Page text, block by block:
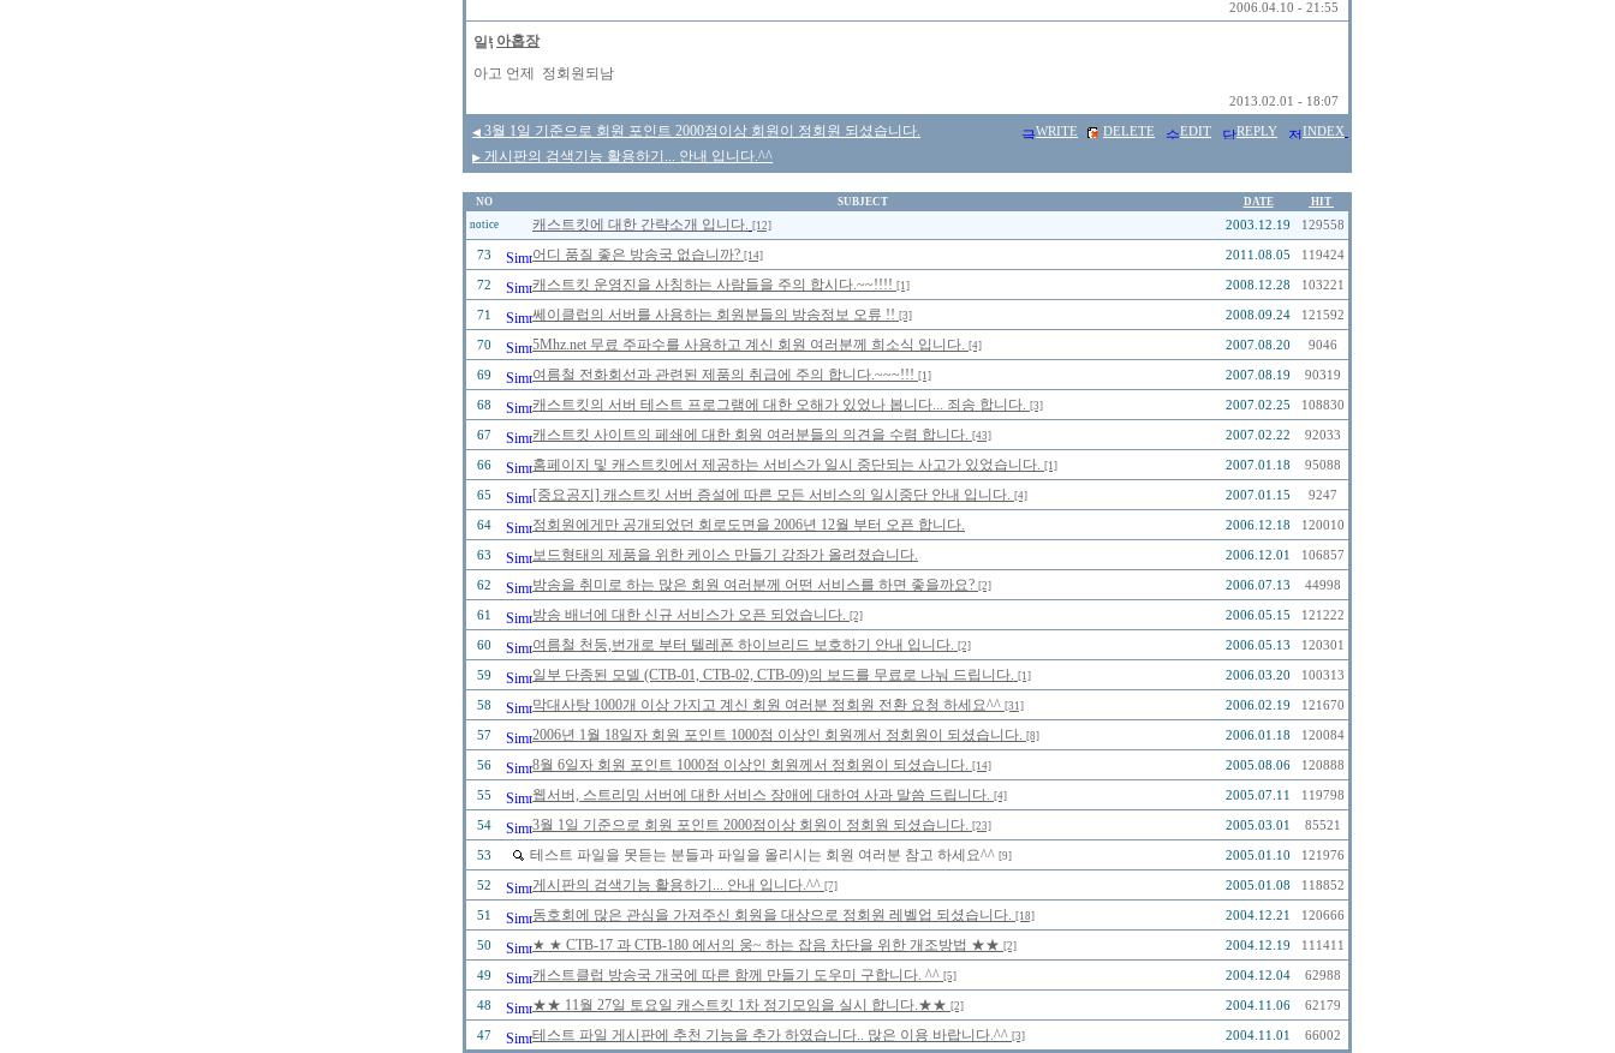
2006.04.10 - 21:55
아홉장
아고 언제 정회원되남
2013.02.01 - 18:07
◀ 3월 1일 기준으로 회원 포인트 2000점이상 회원이 정회원 되셨습니다.
▶ 게시판의 검색기능 활용하기... 안내 입니다.^^
WRITE DELETE EDIT REPLY INDEX
NO SUBJECT DATE
HIT
notice
캐스트킷에 대한 간략소개 입니다. [12] 2003.12.19 129558
73 어디 품질 좋은 방송국 없습니까? [14] 2011.08.05 119424
72 캐스트킷 운영진을 사칭하는 사람들을 주의 합시다.~~!!!! [1] 2008.12.28 103221
71 쎄이클럽의 서버를 사용하는 회원분들의 방송정보 오류 !! [3] 2008.09.24 121592
70 5Mhz.net 무료 주파수를 사용하고 계신 회원 여러분께 희소식 입니다. [4] 2007.08.20 9046
69 여름철 전화회선과 관련된 제품의 취급에 주의 합니다.~~~!!! [1] 2007.08.19 90319
68 캐스트킷의 서버 테스트 프로그램에 대한 오해가 있었나 봅니다... 죄송 합니다. [3] 2007.02.25 108830
67 캐스트킷 사이트의 페쇄에 대한 회원 여러분들의 의견을 수렴 합니다. [43] 2007.02.22 92033
66 홈페이지 및 캐스트킷에서 제공하는 서비스가 일시 중단되는 사고가 있었습니다. [1] 2007.01.18 95088
65 [중요공지] 캐스트킷 서버 증설에 따른 모든 서비스의 일시중단 안내 입니다. [4] 2007.01.15 9247
64 정회원에게만 공개되었던 회로도면을 2006년 12월 부터 오픈 합니다. 2006.12.18 120010
63 보드형태의 제품을 위한 케이스 만들기 강좌가 올려졌습니다. 2006.12.01 106857
62 방송을 취미로 하는 많은 회원 여러분께 어떤 서비스를 하면 좋을까요? [2] 2006.07.13 44998
61 방송 배너에 대한 신규 서비스가 오픈 되었습니다. [2] 2006.05.15 121222
60 여름철 천둥,번개로 부터 텔레폰 하이브리드 보호하기 안내 입니다. [2] 2006.05.13 120301
59 일부 단종된 모델 (CTB-01, CTB-02, CTB-09)의 보드를 무료로 나눠 드립니다. [1] 2006.03.20 100313
58 막대사탕 1000개 이상 가지고 계신 회원 여러분 정회원 전환 요청 하세요^^ [31] 2006.02.19 121670
57 2006년 1월 18일자 회원 포인트 1000점 이상인 회원께서 정회원이 되셨습니다. [8] 2006.01.18 120084
56 8월 6일자 회원 포인트 1000점 이상인 회원께서 정회원이 되셨습니다. [14] 2005.08.06 120888
55 웹서버, 스트리밍 서버에 대한 서비스 장애에 대하여 사과 말씀 드립니다. [4] 2005.07.11 119798
54 3월 1일 기준으로 회원 포인트 2000점이상 회원이 정회원 되셨습니다. [23] 2005.03.01 85521
53 테스트 파일을 못듣는 분들과 파일을 올리시는 회원 여러분 참고 하세요^^ [9] 2005.01.10 121976
52 게시판의 검색기능 활용하기... 안내 입니다.^^ [7] 2005.01.08 118852
51 동호회에 많은 관심을 가져주신 회원을 대상으로 정회원 레벨업 되셨습니다. [18] 2004.12.21 120666
50 ★ ★ CTB-17 과 CTB-180 에서의 웅~ 하는 잡음 차단을 위한 개조방법 ★★ [2] 2004.12.19 111411
49 캐스트클럽 방송국 개국에 따른 함께 만들기 도우미 구합니다. ^^ [5] 2004.12.04 62988
48 ★★ 11월 27일 토요일 캐스트킷 1차 정기모임을 실시 합니다.★★ [2] 2004.11.06 62179
47 테스트 파일 게시판에 추천 기능을 추가 하였습니다.. 많은 이용 바랍니다.^^ [3] 2004.11.01 66002